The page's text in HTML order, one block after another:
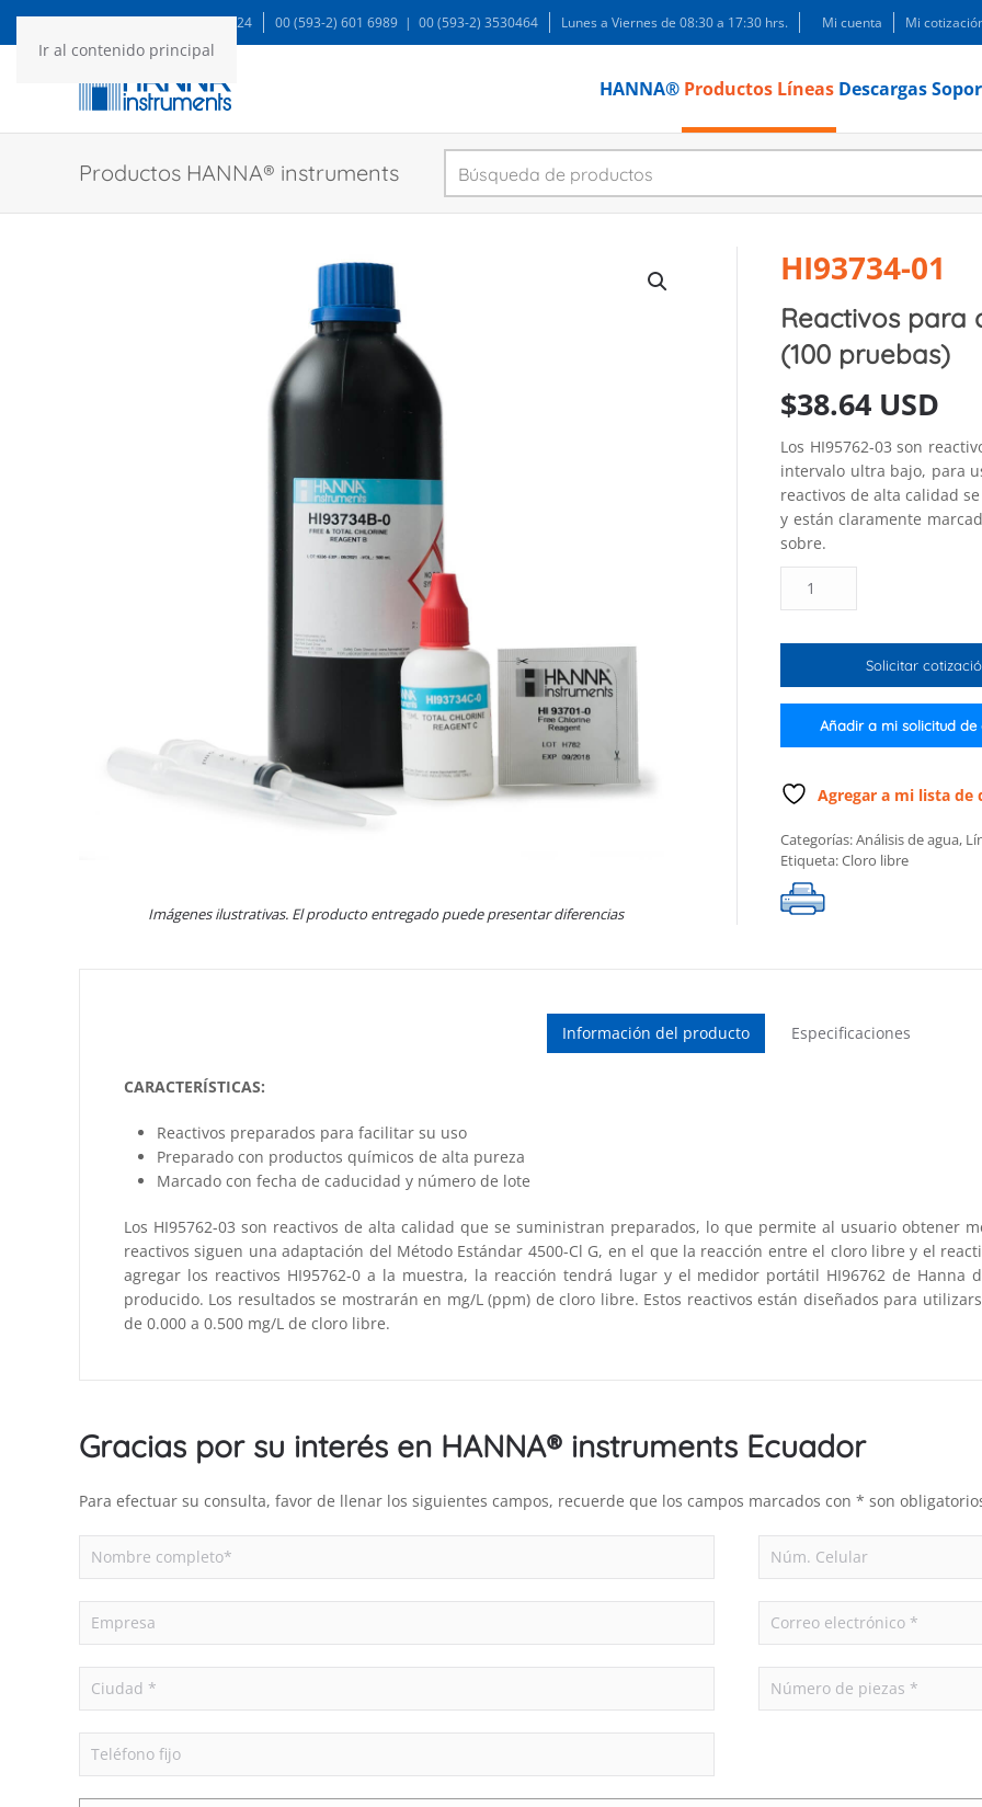
Ir al contenido principal
WA: 99935 1624 00 (593-2) 601 6989 | 00 (593-2) 3530464 Lunes a Viernes de 08:30 a 17:30 hrs. Mi cuenta Mi
HANNA® Productos Líneas Descargas
Productos HANNA® instruments
Imágenes ilustrativas. El producto entregado puede presentar diferencias
HI93734-01
Reactivos
(100 pruebas)
$38.64 USD
Los HI95762-03 son
intervalo ultra bajo, para
reactivos de alta calidad
y están claramente
sobre.
para
libre
intervalo
alto
pruebas)
Solicitar
Añadir a mi solicitud de
Agregar a mi lista de
Categorías:Análisis de agua,
Etiqueta:Cloro libre
Información del producto Especificaciones
CARACTERÍSTICAS:
Reactivos preparados para facilitar su uso
Preparado con productos químicos de alta pureza
Marcado con fecha de caducidad y número de lote
Los HI95762-03 son reactivos de alta calidad que se suministran preparados, lo que permite al usuario obtener
reactivos siguen una adaptación del Método Estándar 4500-Cl G, en el que la reacción entre el cloro libre y el
agregar los reactivos HI95762-0 a la muestra, la reacción tendrá lugar y el medidor portátil HI96762 de Hanna
producido. Los resultados se mostrarán en mg/L (ppm) de cloro libre. Estos reactivos están diseñados para
de 0.000 a 0.500 mg/L de cloro libre.
Gracias por su interés en HANNA® instruments Ecuador
Para efectuar su consulta, favor de llenar los siguientes campos, recuerde que los campos marcados con * son